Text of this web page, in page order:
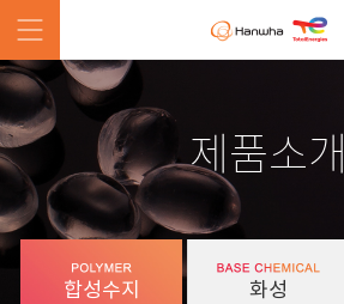
제품소개
합성수지 화성